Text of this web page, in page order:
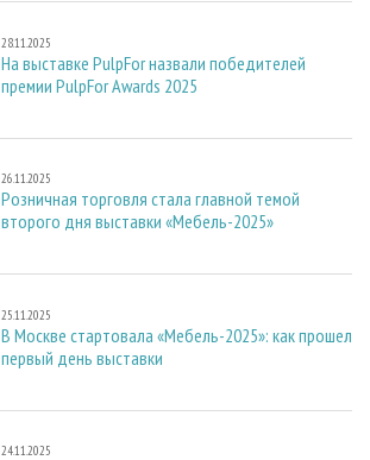
28.11.2025
На выставке PulpFor назвали победителей
премии PulpFor Awards 2025
26.11.2025
Розничная торговля стала главной темой
второго дня выставки «Мебель-2025»
25.11.2025
В Москве стартовала «Мебель-2025»: как прошел
первый день выставки
24.11.2025